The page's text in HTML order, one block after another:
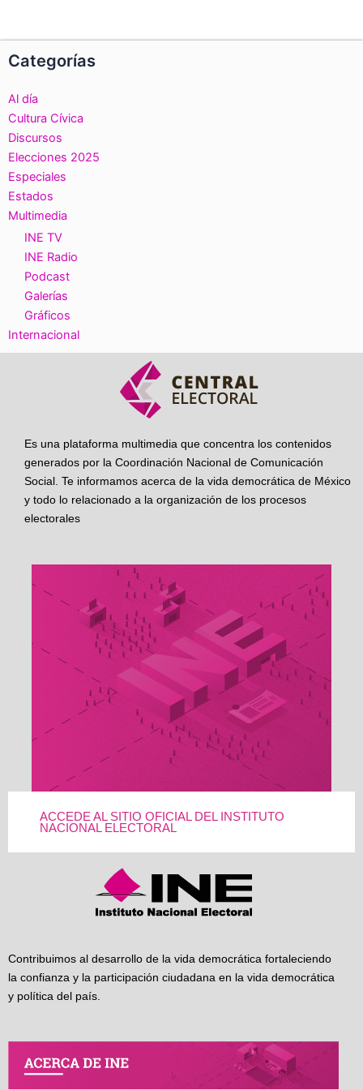
Categorías
Al día
Cultura Cívica
Discursos
Elecciones 2025
Especiales
Estados
Multimedia
INE TV
INE Radio
Podcast
Galerías
Gráficos
Internacional
Es una plataforma multimedia que concentra los contenidos
generados por la Coordinación Nacional de Comunicación
Social. Te informamos acerca de la vida democrática de México
y todo lo relacionado a la organización de los procesos
electorales
ACCEDE AL SITIO OFICIAL DEL INSTITUTO
NACIONAL ELECTORAL
Contribuimos al desarrollo de la vida democrática fortaleciendo
la confianza y la participación ciudadana en la vida democrática
y política del país.